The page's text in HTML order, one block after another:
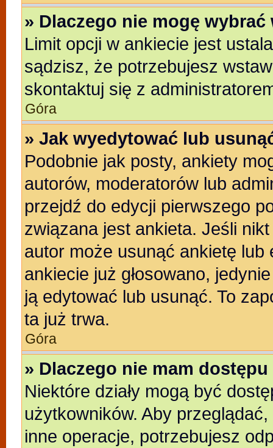
» Dlaczego nie mogę
Limit opcji w ankiecie jest
sądzisz, że potrzebujesz
skontaktuj się z
Góra
» Jak wyedytować lub
Podobnie jak posty, ankiety
autorów, moderatorów lub
przejdź do edycji pierwszego
związana jest ankieta. Jeśli
autor może usunąć ankietę
ankiecie już głosowano,
ją edytować lub usunąć. To
ta już trwa.
Góra
» Dlaczego nie mam dostępu
Niektóre działy mogą być
użytkowników. Aby
inne operacje, potrzebujesz